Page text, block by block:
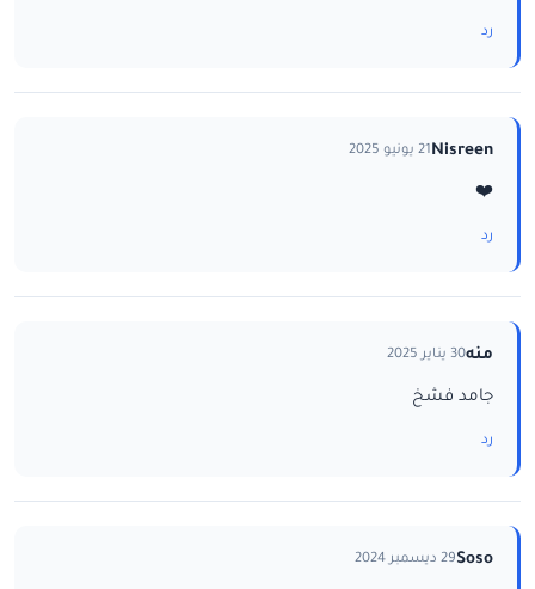
رد
Nisreen21 يونيو 2025
❤️
رد
منه30 يناير 2025
جامد فشخ
رد
Soso29 ديسمبر 2024